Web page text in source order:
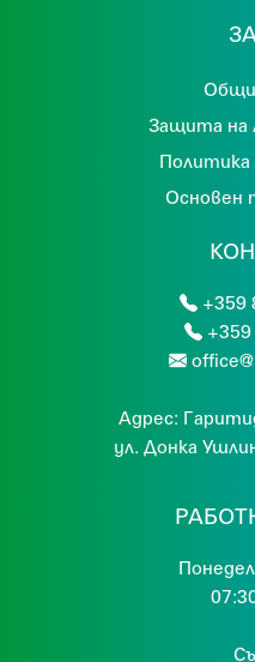
Общи
Защита на
Политика
Основен
+359
+359
Адрес:
ул. Донка